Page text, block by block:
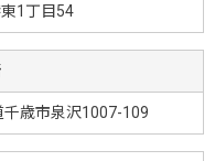
1丁目54
歳市泉沢1007-109